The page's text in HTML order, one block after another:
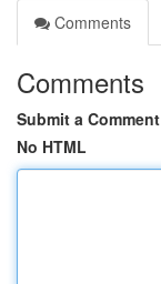
Comments
Comments
Submit a Comment
No HTML